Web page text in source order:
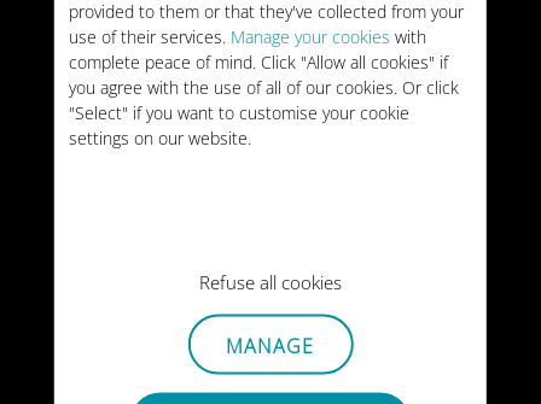
provided to them or that they've collected from your
use of their services. Manage your cookies with
complete peace of mind. Click "Allow all cookies" if
you agree with the use of all of our cookies. Or click
"Select" if you want to customise your cookie
settings on our website.
Refuse all cookies
MANAGE
サンパウロで絶対や
っておきたいこと